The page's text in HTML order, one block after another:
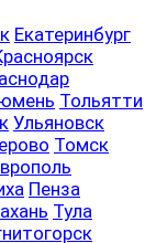
Екатеринбург
Тольятти
Ульяновск
Томск
Пенза
Тула